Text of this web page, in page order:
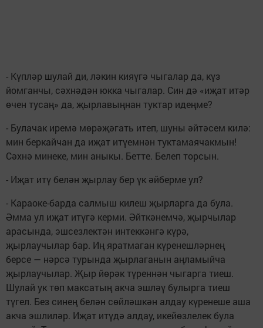
- Күпләр шулай ди, ләкин кияүгә чыгалар да, күз
йомганчы, сәхнәдән юкка чыгалар. Син дә «иҗат итәр
өчен тусаң» да, җырлавыңнан туктар идеңме?
- Булачак иремә мөрәҗәгать итеп, шуны әйтәсем килә:
мин беркайчан да иҗат итүемнән туктамаячакмын!
Сәхнә минеке, мин аныкы. Бетте. Белеп торсын.
- Иҗат итү белән җырлау бер үк әйберме ул?
- Караоке-барда салмыш килеш җырларга да була.
Әмма ул иҗат итүгә керми. Әйткәнемчә, җырчылар
арасында, эшсезлектән интеккәнгә күрә,
җырлаучылар бар. Иң яратмаган күренешләрнең
берсе — нәрсә турында җырлаганын аңламыйча
җырлаучылар. Җыр йөрәк түреннән чыгарга тиеш.
Шулай ук төп максатың акча эшләү булырга тиеш
түгел. Без синең белән сөйләшкән алдау күренеше аша
акча эшлиләр. Иҗат итүдә алдау, икейөзлелек була